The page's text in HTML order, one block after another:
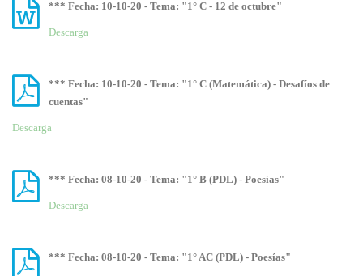
*** Fecha: 10-10-20 - Tema: "1° C - 12 de octubre"
Descarga
*** Fecha: 10-10-20 - Tema: "1° C (Matemática) - Desafíos de
cuentas"
Descarga
*** Fecha: 08-10-20 - Tema: "1° B (PDL) - Poesías"
Descarga
*** Fecha: 08-10-20 - Tema: "1° AC (PDL) - Poesías"